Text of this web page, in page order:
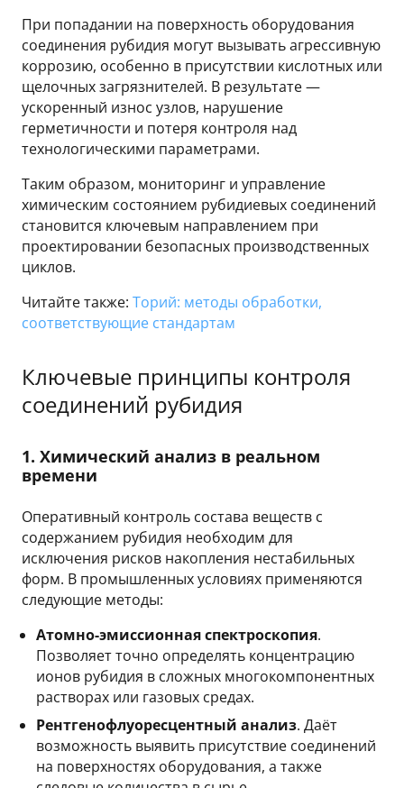
При попадании на поверхность оборудования
соединения рубидия могут вызывать агрессивную
коррозию, особенно в присутствии кислотных или
щелочных загрязнителей. В результате —
ускоренный износ узлов, нарушение
герметичности и потеря контроля над
технологическими параметрами.
Таким образом, мониторинг и управление
химическим состоянием рубидиевых соединений
становится ключевым направлением при
проектировании безопасных производственных
циклов.
Читайте также: Торий: методы обработки,
соответствующие стандартам
Ключевые принципы контроля
соединений рубидия
1. Химический анализ в реальном
времени
Оперативный контроль состава веществ с
содержанием рубидия необходим для
исключения рисков накопления нестабильных
форм. В промышленных условиях применяются
следующие методы:
Атомно-эмиссионная спектроскопия.
Позволяет точно определять концентрацию
ионов рубидия в сложных многокомпонентных
растворах или газовых средах.
Рентгенофлуоресцентный анализ. Даёт
возможность выявить присутствие соединений
на поверхностях оборудования, а также